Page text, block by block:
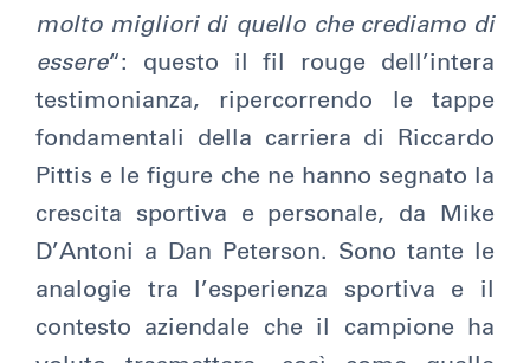
molto migliori di quello che crediamo di
essere“: questo il fil rouge dell’intera
testimonianza, ripercorrendo le tappe
fondamentali della carriera di Riccardo
Pittis e le figure che ne hanno segnato la
crescita sportiva e personale, da Mike
D’Antoni a Dan Peterson. Sono tante le
analogie tra l’esperienza sportiva e il
contesto aziendale che il campione ha